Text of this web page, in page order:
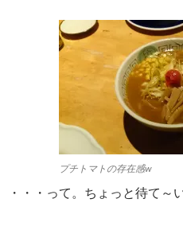
プチトマトの存在感w
・・・って。ちょっと待て～